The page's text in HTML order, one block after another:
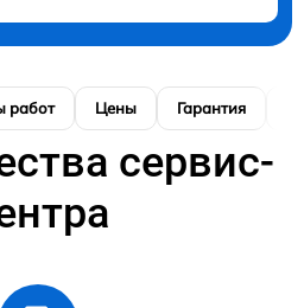
работ Цены Гарантия
сервис-